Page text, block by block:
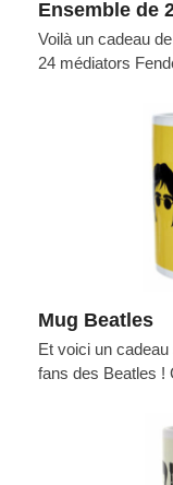
Ensemble de
Voilà un cadeau
24 médiators
Mug Beatles
Et voici un
fans des Beatles !